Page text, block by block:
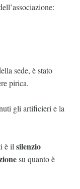
sede, è stato
pirica.
gli artificieri e la
è il silenzio
su quanto è